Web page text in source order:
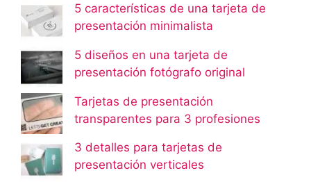
5 características de una tarjeta de
presentación minimalista
5 diseños en una tarjeta de
presentación fotógrafo original
Tarjetas de presentación
transparentes para 3 profesiones
3 detalles para tarjetas de
presentación verticales